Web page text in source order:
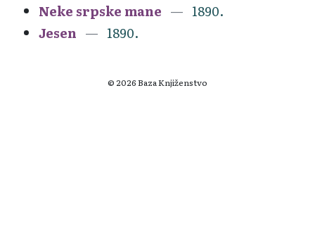
Neke srpske mane
1890.
Jesen
1890.
© 2026 Baza Knjiženstvo